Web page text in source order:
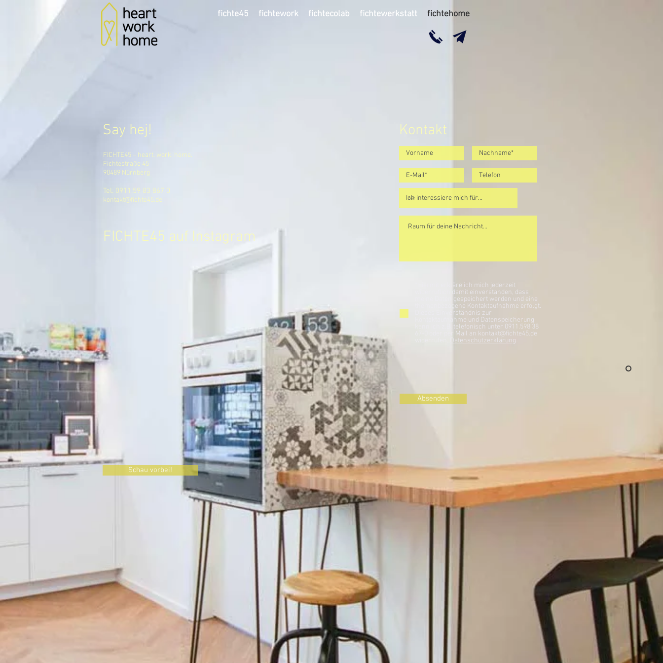
fichte45 fichtework fichtecolab fichtewerkstatt fichtehome
Say hej!
FICHTE45 – heart. work. home.
Fichtestraße 45
90489 Nürnberg
Tel. 0911.59 83 867 0
kontakt@fichte45.de
FICHTE45 auf Instagram
Kontakt
*Hiermit erkläre ich mich jederzeit
widerruflich damit einverstanden, dass
meine Daten gespeichert werden und eine
themenbezogene Kontaktaufnahme erfolgt.
Dieses Einverständnis zur
Kontaktaufnahme und Datenspeicherung
kann ich z.B. telefonisch unter 0911.598 38
67-0 oder per Mail an kontakt@fichte45.de
Datenschutzerklärung
Absenden
Schau vorbei!